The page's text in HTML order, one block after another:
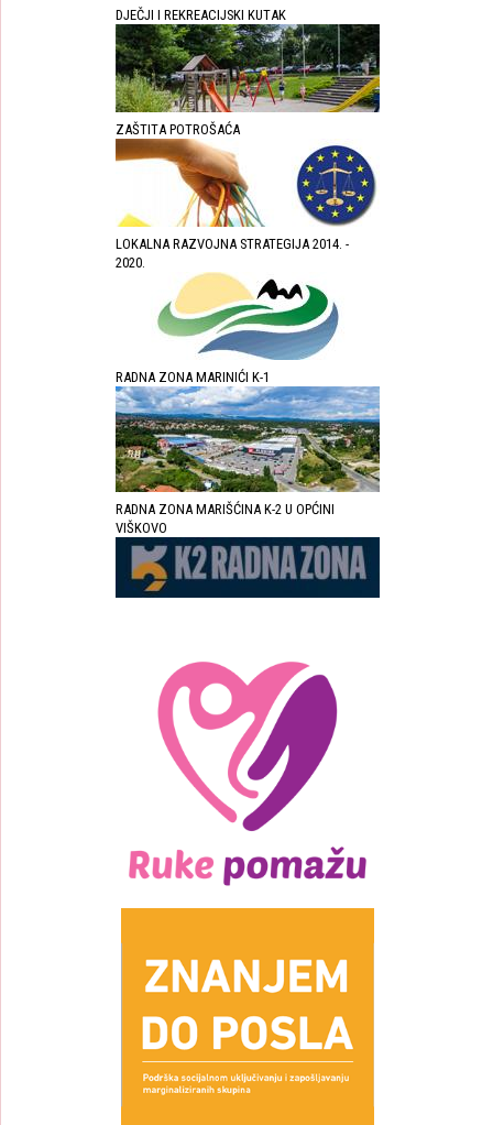
DJEČJI I REKREACIJSKI KUTAK
ZAŠTITA POTROŠAĆA
LOKALNA RAZVOJNA STRATEGIJA 2014. -
2020.
RADNA ZONA MARINIĆI K-1
RADNA ZONA MARIŠĆINA K-2 U OPĆINI
VIŠKOVO